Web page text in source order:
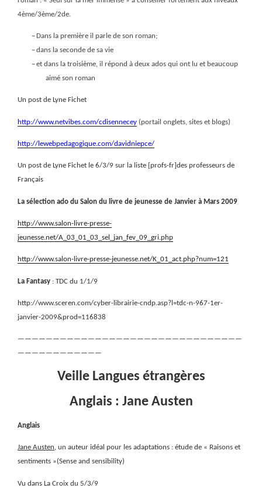
4ème/3ème/2de.
–Dans la première il parle de son roman;
–dans la seconde de sa vie
–et dans la troisième, il répond à deux ados qui ont lu et beaucoup
aimé son roman
Un post de Lyne Fichet
http://www.netvibes.com/cdisennecey (portail onglets, sites et blogs)
http://lewebpedagogique.com/davidniepce/
Un post de Lyne Fichet le 6/3/9 sur la liste [profs-fr]des professeurs de
Français
La sélection ado du Salon du livre de jeunesse de Janvier à Mars 2009
http://www.salon-livre-presse-
jeunesse.net/A_03_01_03_sel_jan_fev_09_gri.php
http://www.salon-livre-presse-jeunesse.net/K_01_act.php?num=121
La Fantasy : TDC du 1/1/9
http://www.sceren.com/cyber-librairie-cndp.asp?l=tdc-n-967-1er-
janvier-2009&prod=116838
————————————————————————————————
————————————
Veille Langues étrangères
Anglais : Jane Austen
Anglais
Jane Austen, un auteur idéal pour les adaptations : étude de « Raisons et
sentiments »(Sense and sensibility)
Vu dans La Croix du 5/3/9